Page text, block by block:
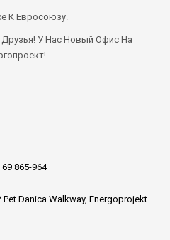
К Евросоюзу.
У Нас Новый Офис На
69 865-964
Pet Danica Walkway, Energoprojekt